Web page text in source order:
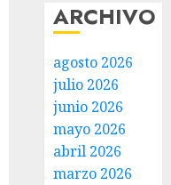
ARCHIVO
agosto 2026
julio 2026
junio 2026
mayo 2026
abril 2026
marzo 2026